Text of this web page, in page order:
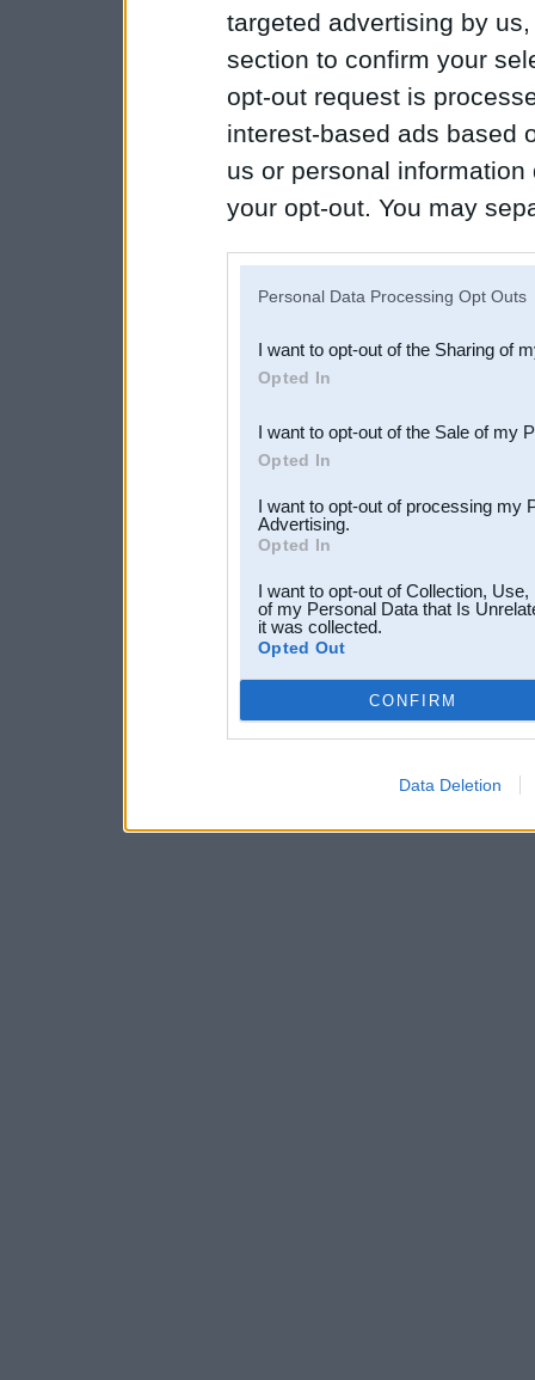
targeted advertising by
section to confirm your
opt-out request is
interest-based ads based
us or personal
your opt-out. You may
Downstream Participants
third parties.
Personal Data Processing Opt Outs
I want to opt-out of the Sharing of
Opted In
I want to opt-out of the Sale of my
Opted In
I want to opt-out of processing my
Advertising.
Opted In
I want to opt-out of Collection,
of my Personal Data that Is
it was collected.
Opted Out
CONFIRM
Data Deletion